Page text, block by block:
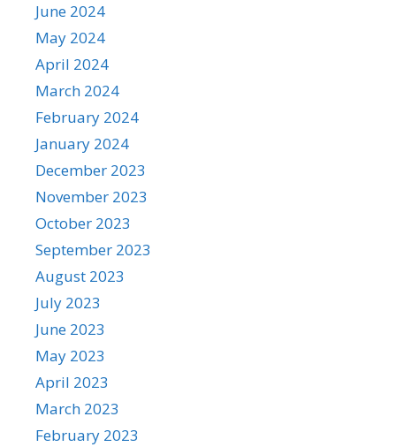
June 2024
May 2024
April 2024
March 2024
February 2024
January 2024
December 2023
November 2023
October 2023
September 2023
August 2023
July 2023
June 2023
May 2023
April 2023
March 2023
February 2023